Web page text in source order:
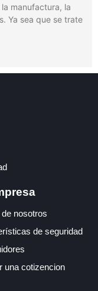
manufactura, la
Ya sea que se trate
nosotros
de seguridad
una cotizencion